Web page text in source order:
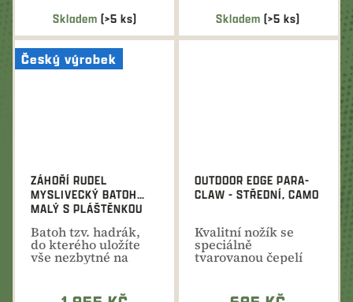
Skladem (>5 ks) Skladem(>5 ks)
Český výrobek
ZÁHOŘÍ RUDEL
MYSLIVECKÝ BATOH
MALÝ S PLÁŠTĚNKOU
Batoh tzv. hadrák,
do kterého uložíte
vše nezbytné na
vycházku do
OUTDOOR EDGE PARA-
CLAW - STŘEDNÍ, CAMO
Kvalitní nožík se
speciálně
tvarovanou čepelí